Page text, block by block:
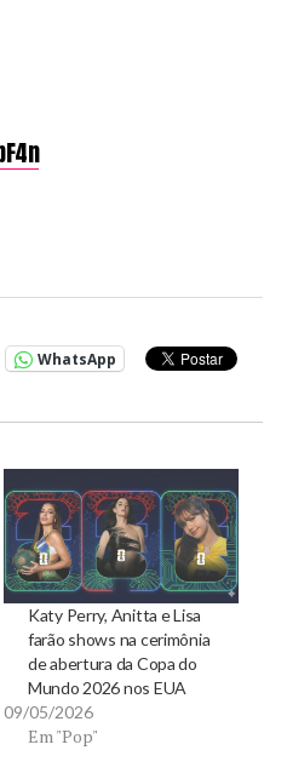
WhatsApp
Katy Perry, Anitta e Lisa
farão shows na cerimônia
de abertura da Copa do
Mundo 2026 nos EUA
09/05/2026
Em "Pop"